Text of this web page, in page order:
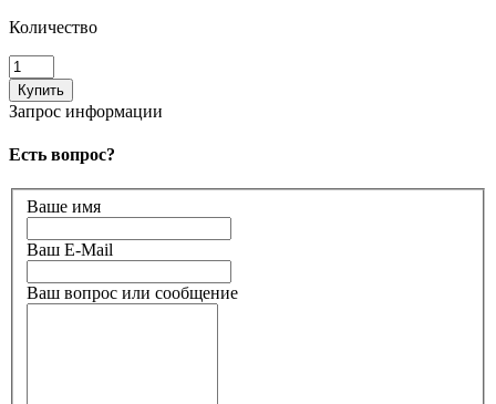
Количество
Запрос информации
Есть вопрос?
Ваше имя
Ваш E-Mail
Ваш вопрос или сообщение